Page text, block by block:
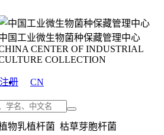
国工业微生物菌种保藏管理中心
CENTER OF INDUSTRIAL
COLLECTION
注册
CN
物乳植杆菌 枯草芽胞杆菌